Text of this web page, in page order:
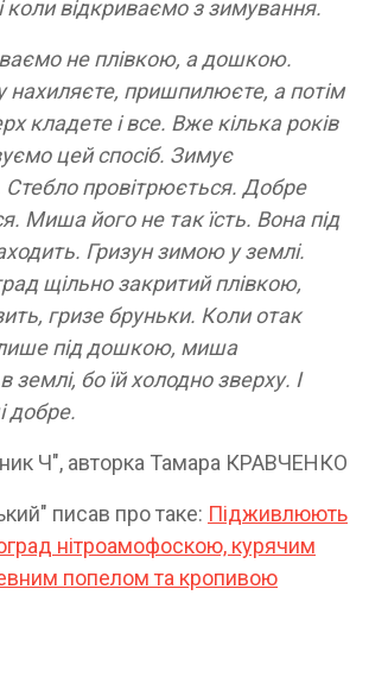
коли відкриваємо з зимування.
не плівкою, а дошкою.
нахиляєте, пришпилюєте, а потім
кладете і все. Вже кілька років
цей спосіб. Зимує
провітрюється. Добре
Миша його не так їсть. Вона під
Гризун зимою у землі.
щільно закритий плівкою,
гризе бруньки. Коли отак
лише під дошкою, миша
землі, бо їй холодно зверху. І
добре.
Ч", авторка Тамара КРАВЧЕНКО
писав про таке: Підживлюють
нітроамофоскою, курячим
попелом та кропивою